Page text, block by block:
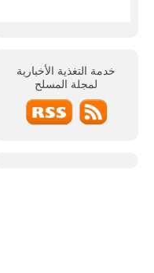
خدمة التغذية الأخبارية
لمجلة المسلح